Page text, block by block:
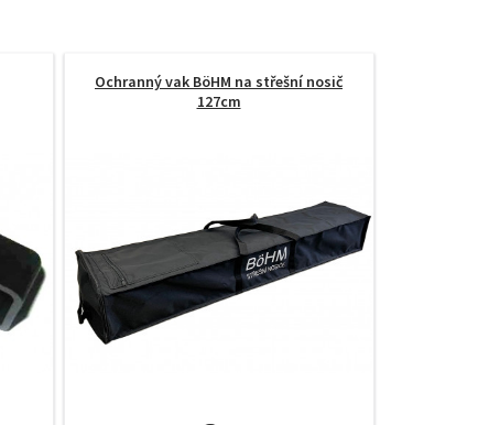
Ochranný vak BöHM na střešní nosič
127cm